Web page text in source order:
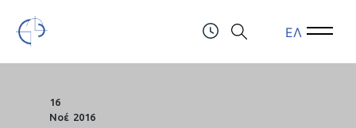
Open Menu ΕΛ Open
16
Νοέ 2016